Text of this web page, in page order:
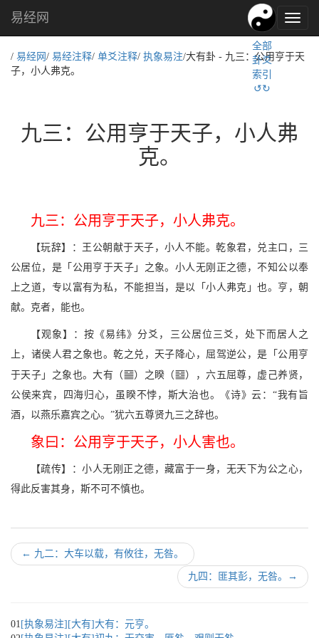
易
经
化,
易经网
全部
卦爻
索引
↺↻
/ 易经网 / 易经注释/ 单爻注释/ 执象易注/大有卦 - 九三：公用亨于天
子，小人弗克。
九三：公用亨于天子，小人弗
克。
九三：公用亨于天子，小人弗克。
【玩辞】：王公朝献于天子，小人不能。乾象君，兑主口，三
公居位，是「公用亨于天子」之象。小人无刚正之德，不知公以奉
上之道，专以富有为私，不能担当，是以「小人弗克」也。亨，朝
献。克者，能也。
【观象】：按《易纬》分爻，三公居位三爻，处下而居人之
上，诸侯人君之象也。乾之兑，天子降心，屈驾逆公，是「公用亨
于天子」之象也。大有（s）之睽（P），六五屈尊，虚己养贤，
公侯来宾，四海归心，虽睽不悖，斯大治也。《诗》云：“我有旨
酒，以燕乐嘉宾之心。”犹六五尊贤九三之辞也。
象曰：公用亨于天子，小人害也。
【疏传】：小人无刚正之德，藏富于一身，无天下为公之心，
得此反害其身，斯不可不慎也。
← 九二：大车以载，有攸往，无咎。
九四：匪其彭，无咎。 →
01 [执象易注][大有]大有：元亨。